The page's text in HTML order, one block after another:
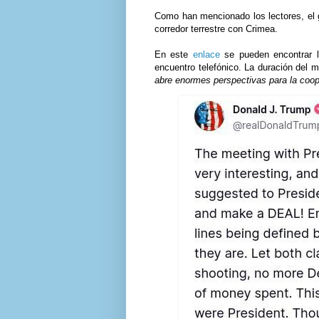
Como han mencionado los lectores,
corredor terrestre con Crimea.
En este enlacese pueden encontrar
encuentro telefónico. La duración del
abre enormes perspectivas para la